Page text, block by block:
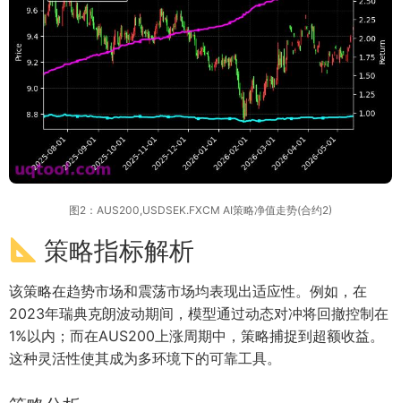
图2：AUS200,USDSEK.FXCM AI策略净值走势(合约2)
策略指标解析
该策略在趋势市场和震荡市场均表现出适应性。例如，在
2023年瑞典克朗波动期间，模型通过动态对冲将回撤控制在
1%以内；而在AUS200上涨周期中，策略捕捉到超额收益。
这种灵活性使其成为多环境下的可靠工具。